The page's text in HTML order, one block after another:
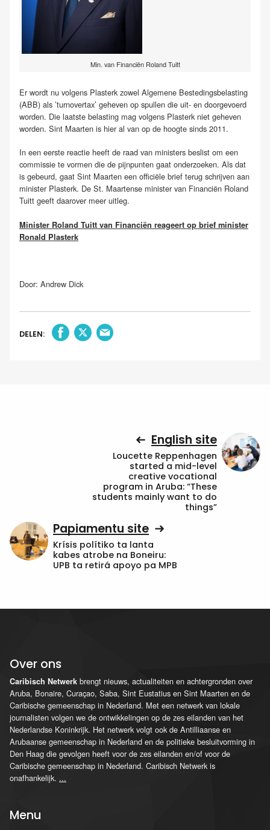
Min. van Financiën Roland Tuitt
Er wordt nu volgens Plasterk zowel Algemene Bestedingsbelasting
(ABB) als ’turnovertax’ geheven op spullen die uit- en doorgevoerd
worden. Die laatste belasting mag volgens Plasterk niet geheven
worden. Sint Maarten is hier al van op de hoogte sinds 2011.
In een eerste reactie heeft de raad van ministers beslist om een
commissie te vormen die de pijnpunten gaat onderzoeken. Als dat
is gebeurd, gaat Sint Maarten een officiële brief terug schrijven aan
minister Plasterk. De St. Maartense minister van Financiën Roland
Tuitt geeft daarover meer uitleg.
Minister Roland Tuitt van Financiën reageert op brief minister
Ronald Plasterk
Door: Andrew Dick
DELEN:
English site
Loucette Reppenhagen
started a mid-level
creative vocational
program in Aruba: “These
students mainly want to do
things”
Papiamentu site
Krísis polítiko ta lanta
kabes atrobe na Boneiru:
UPB ta retirá apoyo pa MPB
Over ons
Caribisch Netwerk brengt nieuws, actualiteiten en achtergronden over
Aruba, Bonaire, Curaçao, Saba, Sint Eustatius en Sint Maarten en de
Caribische gemeenschap in Nederland. Met een netwerk van lokale
journalisten volgen we de ontwikkelingen op de zes eilanden van het
Nederlandse Koninkrijk. Het netwerk volgt ook de Antilliaanse en
Arubaanse gemeenschap in Nederland en de politieke besluitvorming in
Den Haag die gevolgen heeft voor de zes eilanden en/of voor de
Caribische gemeenschap in Nederland. Caribisch Netwerk is
onafhankelijk. ...
Menu